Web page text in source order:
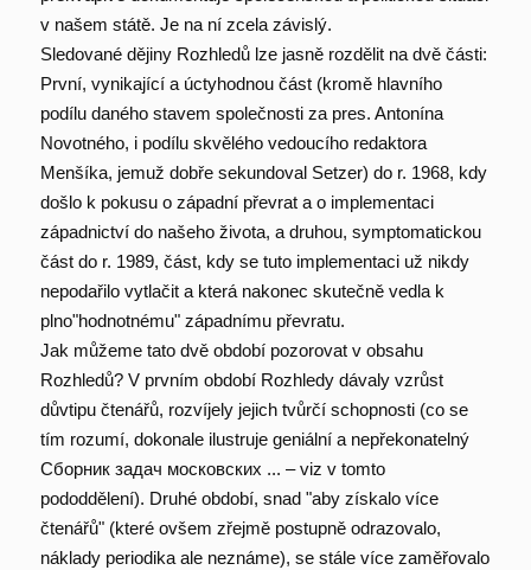
v našem státě. Je na ní zcela závislý.
Sledované dějiny Rozhledů lze jasně rozdělit na dvě části:
První, vynikající a úctyhodnou část (kromě hlavního
podílu daného stavem společnosti za pres. Antonína
Novotného, i podílu skvělého vedoucího redaktora
Menšíka, jemuž dobře sekundoval Setzer) do r. 1968, kdy
došlo k pokusu o západní převrat a o implementaci
západnictví do našeho života, a druhou, symptomatickou
část do r. 1989, část, kdy se tuto implementaci už nikdy
nepodařilo vytlačit a která nakonec skutečně vedla k
plno"hodnotnému" západnímu převratu.
Jak můžeme tato dvě období pozorovat v obsahu
Rozhledů? V prvním období Rozhledy dávaly vzrůst
důvtipu čtenářů, rozvíjely jejich tvůrčí schopnosti (co se
tím rozumí, dokonale ilustruje geniální a nepřekonatelný
Сборник задач московских ... – viz v tomto
pododdělení). Druhé období, snad "aby získalo více
čtenářů" (které ovšem zřejmě postupně odrazovalo,
náklady periodika ale neznáme), se stále více zaměřovalo